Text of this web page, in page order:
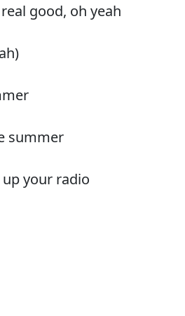
good, oh yeah
summer
your radio